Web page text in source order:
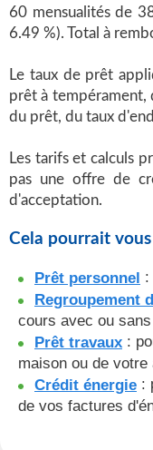
60 mensualités de
6.49 %). Total à
Le taux de prêt
prêt à tempérament,
du prêt, du taux
Les tarifs et calculs
pas une offre de
d'acceptation.
Cela pourrait
Prêt personnel :
Regroupement
cours avec ou
Prêt travaux :
maison ou de votre
Crédit énergie :
de vos factures